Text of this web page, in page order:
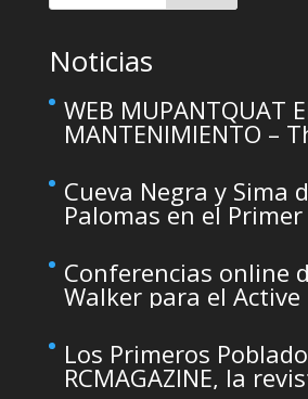
Noticias
WEB MUPANTQUAT
MANTENIMIENTO –
maintenance
Cueva Negra y Sima
Palomas en el
Murcia organizado
Conferencias online
Walker para el
Los Primeros
RCMAGAZINE, la